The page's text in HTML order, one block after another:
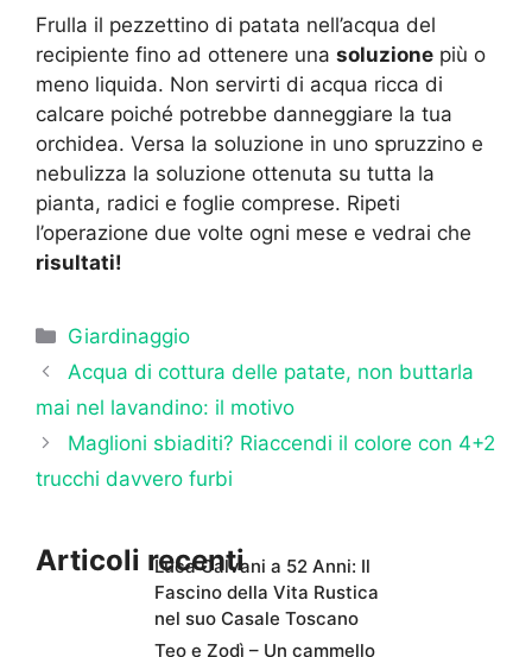
Frulla il pezzettino di patata nell’acqua del
recipiente fino ad ottenere una soluzione più o
meno liquida. Non servirti di acqua ricca di
calcare poiché potrebbe danneggiare la tua
orchidea. Versa la soluzione in uno spruzzino e
nebulizza la soluzione ottenuta su tutta la
pianta, radici e foglie comprese. Ripeti
l’operazione due volte ogni mese e vedrai che
risultati!
Categorie
Giardinaggio
Acqua di cottura delle patate, non buttarla
mai nel lavandino: il motivo
Maglioni sbiaditi? Riaccendi il colore con 4+2
trucchi davvero furbi
Articoli recentiLuca Calvani a 52 Anni: Il
Fascino della Vita Rustica
nel suo Casale Toscano
Teo e Zodì – Un cammello